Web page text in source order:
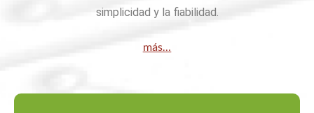
simplicidad y la fiabilidad.
más…